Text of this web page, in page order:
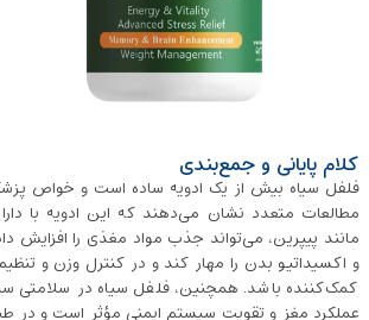
کلام پایانی و جمع‌بندی
فلفل سیاه بیش از یک ادویه ساده است و خواص
مطالعات متعدد نشان می‌دهند که این ادویه با
مانند پیپرین، می‌تواند جذب مواد مغذی را افزایش
و اکسیداتیو بدن را مهار کند و در کنترل وزن و
کمک‌کننده باشد. همچنین، فلفل سیاه در سلامتی
عملکرد مغز و تقویت سیستم ایمنی مؤثر است و در